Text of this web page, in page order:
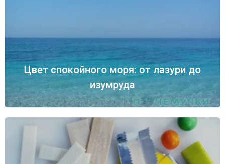
Цвет спокойного моря: от лазури до
изумруда